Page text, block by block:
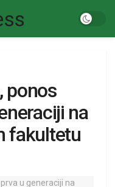
ponos
na
fakultetu